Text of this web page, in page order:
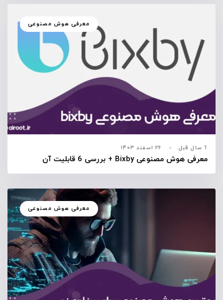
معرفی هوش مصنوعی
1 سال قبل ۲۶ اسفند ۱۴۰۳
معرفی هوش مصنوعی Bixby + بررسی 6 قابلیت آن
معرفی هوش مصنوعی